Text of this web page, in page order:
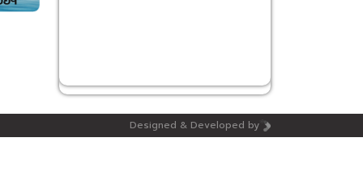
Designed & Developed by